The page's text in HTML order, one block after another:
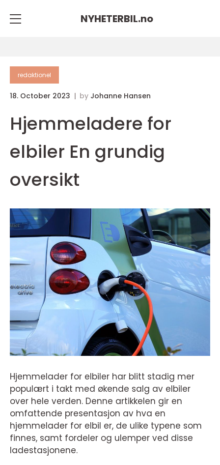
NYHETERBIL.no
redaktionel
18. October 2023 by Johanne Hansen
Hjemmeladere for
elbiler En grundig
oversikt
Hjemmelader for elbiler har blitt stadig mer
populært i takt med økende salg av elbiler
over hele verden. Denne artikkelen gir en
omfattende presentasjon av hva en
hjemmelader for elbil er, de ulike typene som
finnes, samt fordeler og ulemper ved disse
ladestasjonene.